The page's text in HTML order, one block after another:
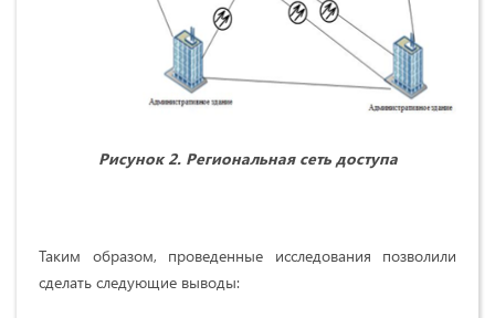
Рисунок 2. Региональная сеть доступа
Таким образом, проведенные исследования позволили
сделать следующие выводы: